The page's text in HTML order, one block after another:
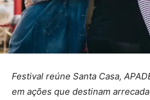
Festival reúne Santa Casa,
em ações que destinam